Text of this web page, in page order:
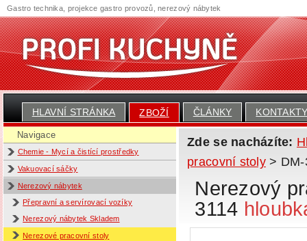
HLAVNÍ STRÁNKA ZBOŽÍ ČLÁNKY
Navigace
Chemie - Mycí a čistící prostředky
Vakuovací sáčky
Nerezový nábytek
Přepravní a servírovací vozíky
Nerezový nábytek Skladem
Nerezové pracovní stoly
Zde se nacházíte:
pracovní stoly> DM-
Nerezový
3114
Gastro technika, projekce gastro provozů, nerezový nábytek